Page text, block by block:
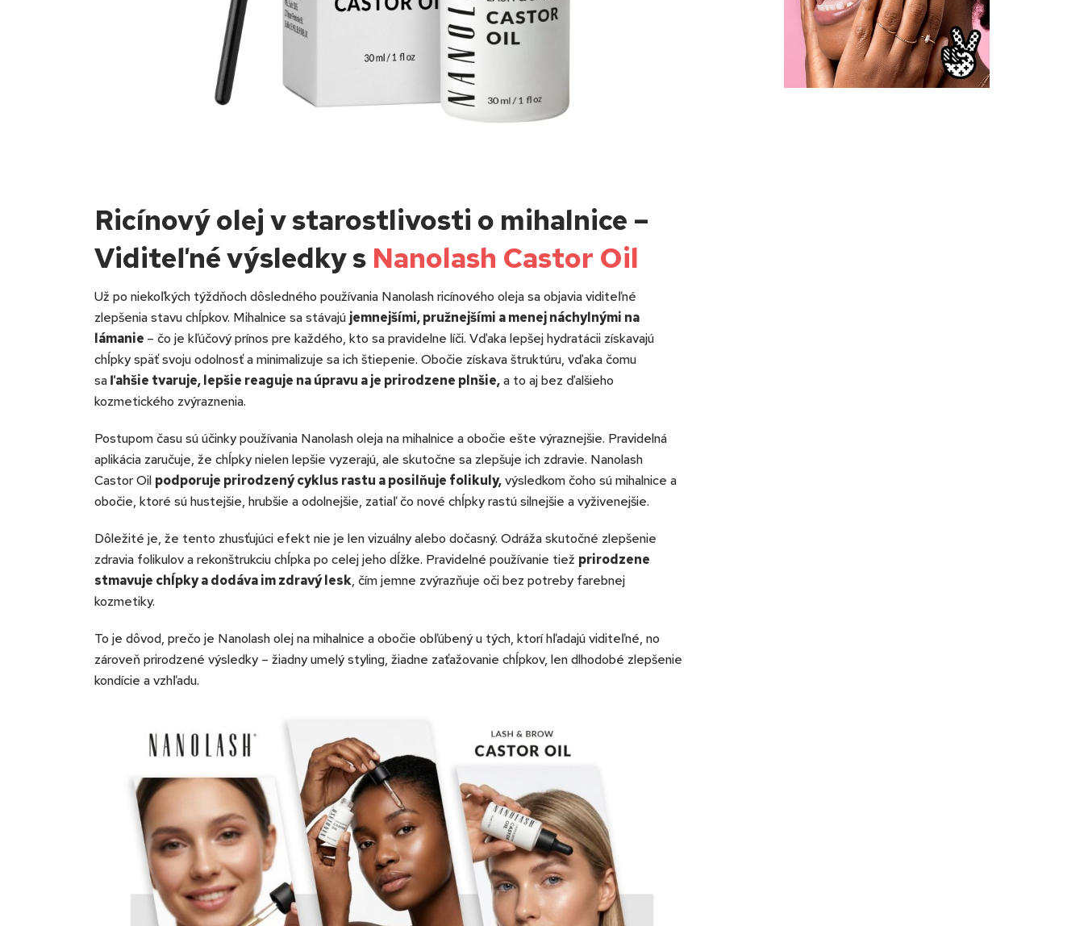
Ricínový olej v starostlivosti o mihalnice –
Viditeľné výsledky s Nanolash Castor Oil
Už po niekoľkých týždňoch dôsledného používania Nanolash ricínového oleja sa objavia viditeľné
zlepšenia stavu chĺpkov. Mihalnice sa stávajú jemnejšími, pružnejšími a menej náchylnými na
lámanie – čo je kľúčový prínos pre každého, kto sa pravidelne líči. Vďaka lepšej hydratácii získavajú
chĺpky späť svoju odolnosť a minimalizuje sa ich štiepenie. Obočie získava štruktúru, vďaka čomu
saľahšie tvaruje, lepšie reaguje na úpravu a je prirodzene plnšie,a to aj bez ďalšieho
kozmetického zvýraznenia.
Postupom času sú účinky používania Nanolash oleja na mihalnice a obočie ešte výraznejšie. Pravidelná
aplikácia zaručuje, že chĺpky nielen lepšie vyzerajú, ale skutočne sa zlepšuje ich zdravie. Nanolash
Castor Oil podporuje prirodzený cyklus rastu a posilňuje folikuly,výsledkom čoho sú mihalnice a
obočie, ktoré sú hustejšie, hrubšie a odolnejšie, zatiaľ čo nové chĺpky rastú silnejšie a vyživenejšie.
Dôležité je, že tento zhusťujúci efekt nie je len vizuálny alebo dočasný. Odráža skutočné zlepšenie
zdravia folikulov a rekonštrukciu chĺpka po celej jeho dĺžke. Pravidelné používanie tiež prirodzene
stmavuje chĺpky a dodáva im zdravý lesk, čím jemne zvýrazňuje oči bez potreby farebnej
kozmetiky.
To je dôvod, prečo je Nanolash olej na mihalnice a obočie obľúbený u tých, ktorí hľadajú viditeľné, no
zároveň prirodzené výsledky – žiadny umelý styling, žiadne zaťažovanie chĺpkov, len dlhodobé zlepšenie
kondície a vzhľadu.